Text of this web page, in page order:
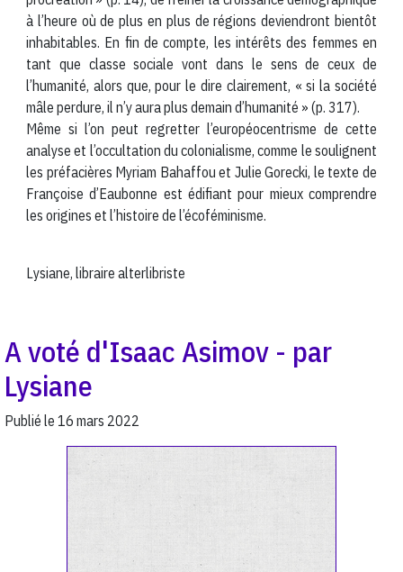
à l’heure où de plus en plus de régions deviendront bientôt
inhabitables. En fin de compte, les intérêts des femmes en
tant que classe sociale vont dans le sens de ceux de
l’humanité, alors que, pour le dire clairement, « si la société
mâle perdure, il n’y aura plus demain d’humanité » (p. 317).
Même si l’on peut regretter l’européocentrisme de cette
analyse et l’occultation du colonialisme, comme le soulignent
les préfacières Myriam Bahaffou et Julie Gorecki, le texte de
Françoise d’Eaubonne est édifiant pour mieux comprendre
les origines et l’histoire de l’écoféminisme.
Lysiane, libraire alterlibriste
A voté d'Isaac Asimov - par
Lysiane
Publié le 16 mars 2022